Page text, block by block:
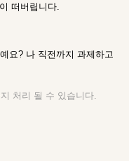
떠버립니다.
요? 나 직전까지 과제하고
처리 될 수 있습니다.